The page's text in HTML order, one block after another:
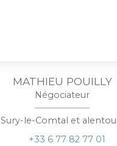
MATHIEU POUILLY
Négociateur
Sury-le-Comtal et
+33 6 77 82 77 01